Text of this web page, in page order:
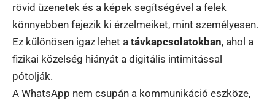
rövid üzenetek és a képek segítségével a felek
könnyebben fejezik ki érzelmeiket, mint személyesen.
Ez különösen igaz lehet a távkapcsolatokban, ahol a
fizikai közelség hiányát a digitális intimitással
pótolják.
A WhatsApp nem csupán a kommunikáció eszköze,